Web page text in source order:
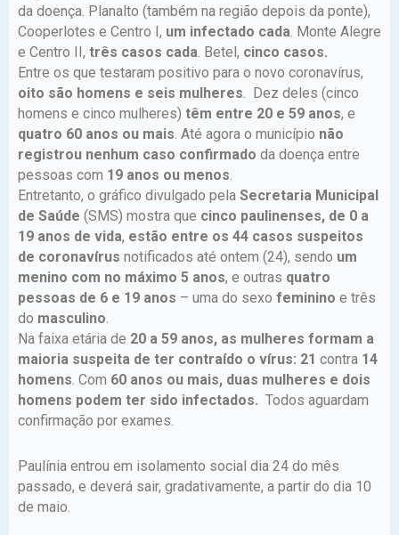
da doença. Planalto (também na região depois da ponte),
Cooperlotes e Centro I, um infectado cada. Monte Alegre
e Centro II, três casos cada. Betel, cinco casos.
Entre os que testaram positivo para o novo coronavírus,
oito são homens e seis mulheres. Dez deles (cinco
homens e cinco mulheres) têm entre 20 e 59 anos, e
quatro 60 anos ou mais. Até agora o município não
registrou nenhum caso confirmado da doença entre
pessoas com 19 anos ou menos.
Entretanto, o gráfico divulgado pela Secretaria Municipal
de Saúde (SMS) mostra que cinco paulinenses, de 0 a
19 anos de vida, estão entre os 44 casos suspeitos
de coronavírus notificados até ontem (24), sendo um
menino com no máximo 5 anos, e outras quatro
pessoas de 6 e 19 anos – uma do sexo feminino e três
do masculino.
Na faixa etária de 20 a 59 anos, as mulheres formam a
maioria suspeita de ter contraído o vírus: 21 contra 14
homens. Com 60 anos ou mais, duas mulheres e dois
homens podem ter sido infectados. Todos aguardam
confirmação por exames.
Paulínia entrou em isolamento social dia 24 do mês
passado, e deverá sair, gradativamente, a partir do dia 10
de maio.